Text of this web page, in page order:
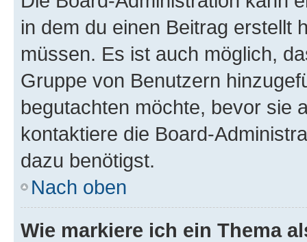
in dem du einen Beitrag erstellt
müssen. Es ist auch möglich,
Gruppe von Benutzern
begutachten möchte, bevor sie
kontaktiere die Board-
dazu benötigst.
Nach oben
Wie markiere ich ein Thema